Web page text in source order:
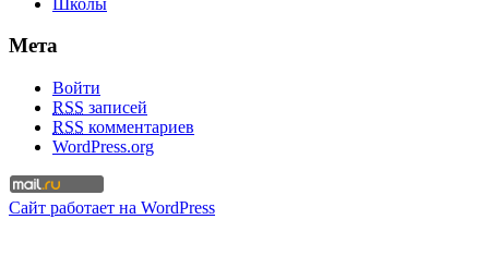
Мета
Войти
RSS записей
RSS комментариев
WordPress.org
Сайт работает на WordPress